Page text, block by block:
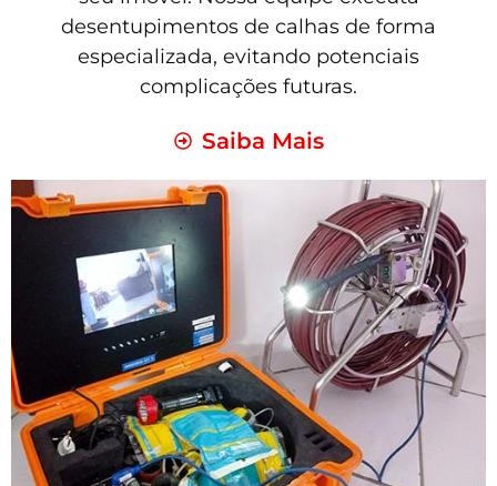
desentupimentos de calhas de forma
especializada, evitando potenciais
complicações futuras.
Saiba Mais